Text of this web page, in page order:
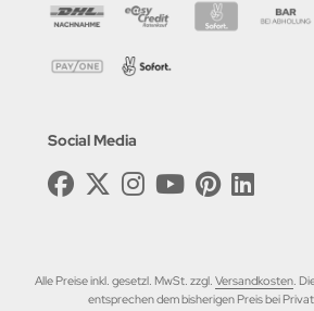
Social Media
Alle Preise inkl. gesetzl. MwSt. zzgl. Versandkosten.
entsprechen dem bisherigen Preis bei